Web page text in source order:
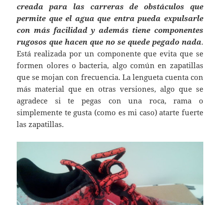
creada para las carreras de obstáculos que
permite que el agua que entra pueda expulsarle
con más facilidad y además tiene componentes
rugosos que hacen que no se quede pegado nada.
Está realizada por un componente que evita que se
formen olores o bacteria, algo común en zapatillas
que se mojan con frecuencia. La lengueta cuenta con
más material que en otras versiones, algo que se
agradece si te pegas con una roca, rama o
simplemente te gusta (como es mi caso) atarte fuerte
las zapatillas.